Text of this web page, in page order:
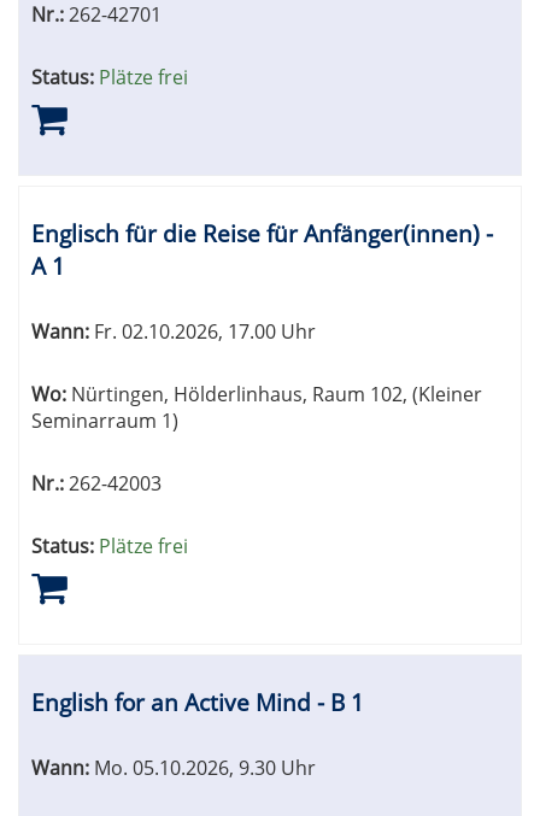
Nr.:262-42701
Status: Plätze frei
Englisch für die Reise für Anfänger(innen) -
A 1
Wann: Fr. 02.10.2026, 17.00 Uhr
Wo: Nürtingen, Hölderlinhaus, Raum 102, (Kleiner
Seminarraum 1)
Nr.:262-42003
Status: Plätze frei
English for an Active Mind - B 1
Wann: Mo. 05.10.2026, 9.30 Uhr